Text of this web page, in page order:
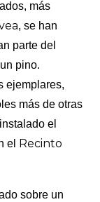
más
, se han
parte del
pino.
ejemplares,
más de otras
el
el
Recinto
sobre un